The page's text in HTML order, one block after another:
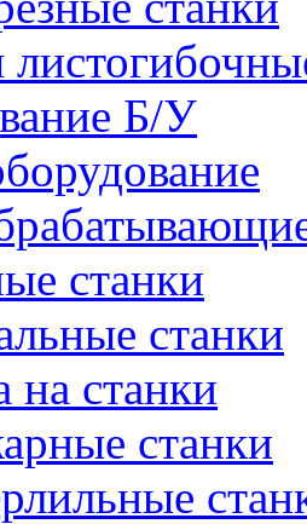
Б/У
станки
станки
на станки
станки